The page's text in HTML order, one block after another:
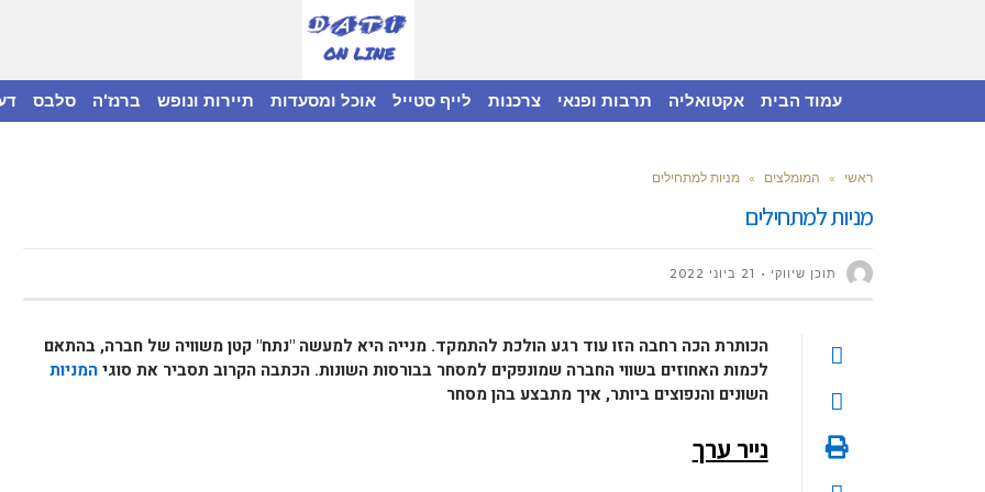
עמוד הבית אקטואליה תרבות ופנאי צרכנות לייף סטייל אוכל ומסעדות תיירות ונופש ברנז'ה סלבס
ראשי » המומלצים » מניות למתחילים
מניות למתחילים
תוכן שיווקי 21 ביוני 2022
הכותרת הכה רחבה הזו עוד רגע הולכת להתמקד. מנייה היא למעשה "נתח" קטן משוויה של חברה, בהתאם
לכמות האחוזים בשווי החברה שמונפקים למסחר בבורסות השונות. הכתבה הקרוב תסביר את סוגיהמניות
השונים והנפוצים ביותר, איך מתבצע בהן מסחר
נייר ערך